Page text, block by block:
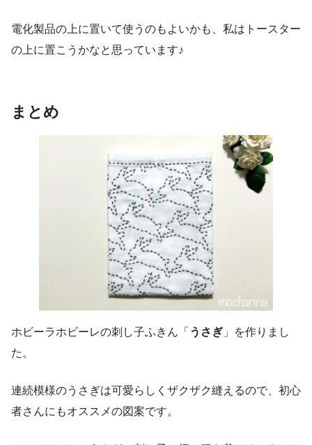
電化製品の上に置いて使うのもよいかも、私はトースター
の上に置こうかなと思っています♪
まとめ
ホビーラホビーレの刺し子ふきん「 うさぎ 」を作りまし
た。
連続模様のうさぎは可愛らしくザクザク縫えるので、初心
者さんにもオススメの図案です。